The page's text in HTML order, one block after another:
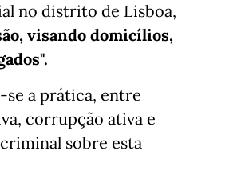
no distrito de Lisboa,
visando domicílios,
a prática, entre
corrupção ativa e
sobre esta